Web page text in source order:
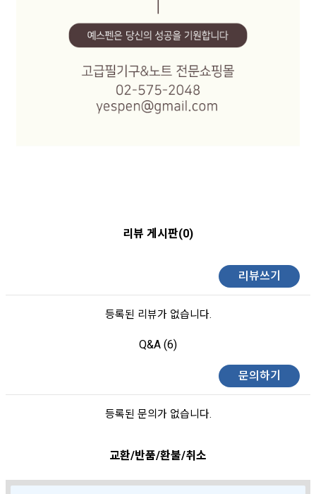
리뷰 게시판(0)
리뷰쓰기
등록된 리뷰가 없습니다.
Q&A (6)
문의하기
등록된 문의가 없습니다.
교환/반품/환불/취소